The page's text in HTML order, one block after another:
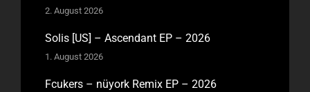
2. August 2026
Solis [US] – Ascendant EP – 2026
1. August 2026
Fcukers – nüyork Remix EP – 2026